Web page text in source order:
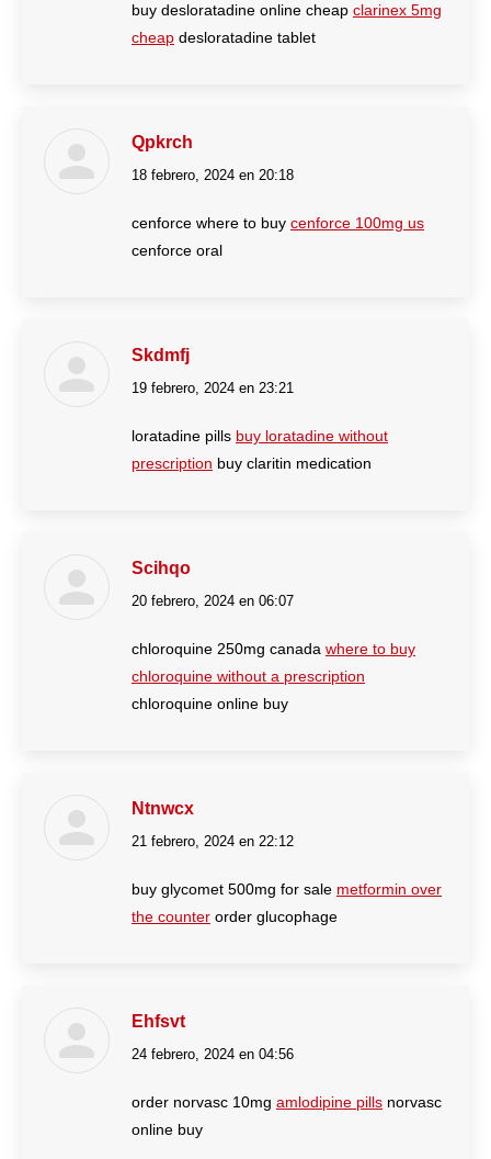
buy desloratadine online cheap clarinex 5mg
cheap desloratadine tablet
Qpkrch
dice:
18 febrero, 2024 en 20:18
cenforce where to buy cenforce 100mg us
cenforce oral
Skdmfj
dice:
19 febrero, 2024 en 23:21
loratadine pills buy loratadine without
prescription buy claritin medication
Scihqo
dice:
20 febrero, 2024 en 06:07
chloroquine 250mg canada where to buy
chloroquine without a prescription
chloroquine online buy
Ntnwcx
dice:
21 febrero, 2024 en 22:12
buy glycomet 500mg for sale metformin over
the counter order glucophage
Ehfsvt
dice:
24 febrero, 2024 en 04:56
order norvasc 10mg amlodipine pills norvasc
online buy